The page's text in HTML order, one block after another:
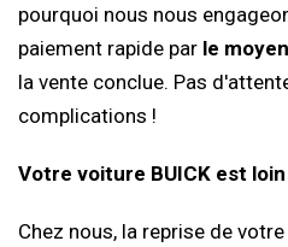
pourquoi nous nous
paiement rapide par le
la vente conclue. Pas
complications !
Votre voiture BUICK est
Chez nous, la reprise de